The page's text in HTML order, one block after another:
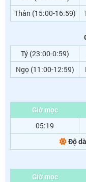
Thân (15:00-16:59)
Tý (23:00-0:59)
Ngọ (11:00-12:59)
Giờ mọc
05:19
Độ
Giờ mọc